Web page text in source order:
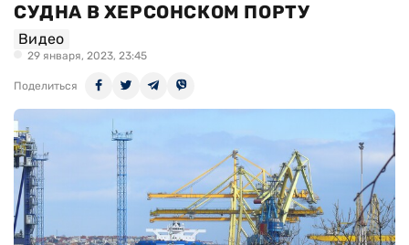
СУДНА В ХЕРСОНСКОМ ПОРТУ
Видео
29 января, 2023, 23:45
Поделиться